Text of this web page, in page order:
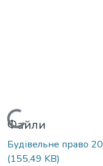
Вантажиться...
Файли
Будівельне право
(155,49 KB)